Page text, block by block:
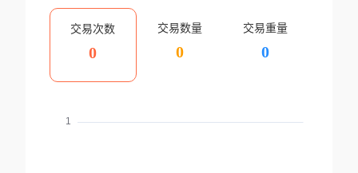
交易次数
0
交易数量
0
交易重量
0